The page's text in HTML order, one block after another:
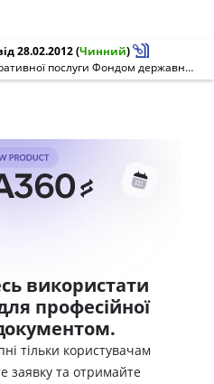
28.02.2012(Чинний)
Стандарт надання адміністративної послуги Фондом державного майна України з реєстрації фізичних осіб (оцінювачів) в Державному реєстрі оцінювачів
використати
професійної
тільки користувачам
заявку та отримайте